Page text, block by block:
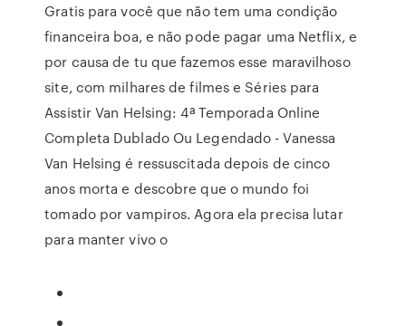
Gratis para você que não tem uma condição
financeira boa, e não pode pagar uma Netflix, e
por causa de tu que fazemos esse maravilhoso
site, com milhares de filmes e Séries para
Assistir Van Helsing: 4ª Temporada Online
Completa Dublado Ou Legendado - Vanessa
Van Helsing é ressuscitada depois de cinco
anos morta e descobre que o mundo foi
tomado por vampiros. Agora ela precisa lutar
para manter vivo o